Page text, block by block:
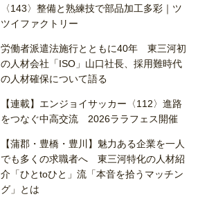
〈143〉整備と熟練技で部品加工多彩｜ツ
ツイファクトリー
労働者派遣法施行とともに40年 東三河初
の人材会社「ISO」山口社長、採用難時代
の人材確保について語る
【連載】エンジョイサッカー〈112〉進路
をつなぐ中高交流 2026ララフェス開催
【蒲郡・豊橋・豊川】魅力ある企業を一人
でも多くの求職者へ 東三河特化の人材紹
介「ひとtoひと」流「本音を拾うマッチン
グ」とは